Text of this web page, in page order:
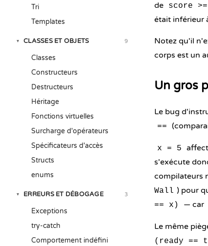
Tri
Templates
▾ CLASSES ET OBJETS 9
Classes
Constructeurs
Destructeurs
Héritage
Fonctions virtuelles
Surcharge d'opérateurs
Spécificateurs d'accès
Structs
enums
▾ ERREURS ET DÉBOGAGE 3
Exceptions
try-catch
Comportement indéfini
de
score
était inférieur
Notez qu'il
corps est un
Un gros
Le bug
==
x = 5
s'exécute
compilateurs
Wall ) pour
== x)
— car
Le même
(ready ==